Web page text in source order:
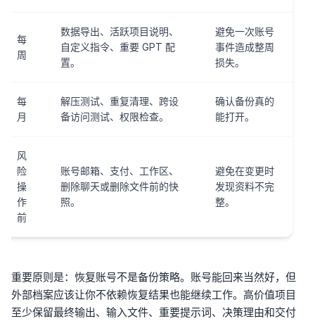
每
周
数据导出、活跃项目说明、
自定义指令、重要 GPT 配
置。
避免一次账号
事件造成整周
损失。
每
月
解压测试、重复清理、跨设
备访问测试、权限检查。
确认备份真的
能打开。
风
险
操
作
前
账号邮箱、支付、工作区、
删除聊天或删除文件前的快
照。
避免在变更时
发现资料不完
整。
重要原则是：恢复账号不是备份策略。账号能回来当然好，但
外部档案应该让你不依赖恢复结果也能继续工作。高价值项目
至少保留最终输出、输入文件、重要提示词、决策理由和交付